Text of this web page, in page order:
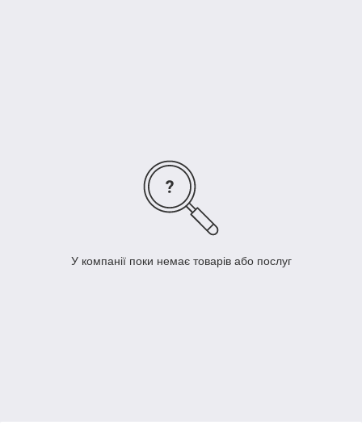
У компанії поки немає товарів або послуг